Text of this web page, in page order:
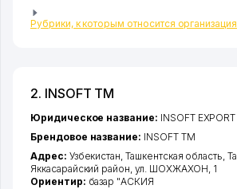
Рубрики, к которым относится организация
2. INSOFT ТМ
Юридическое название: INSOFT
Брендовое название: INSOFT ТМ
Адрес: Узбекистан,Ташкентская область,
Яккасарайский район, ул. ШОХЖАХОН, 1
Ориентир: базар "АСКИЯ